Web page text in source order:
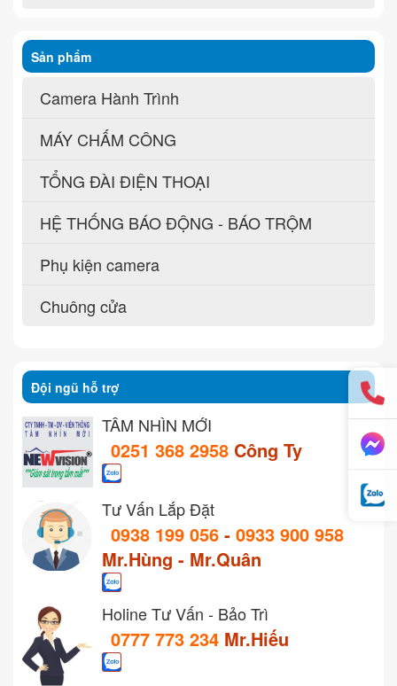
Sản phẩm
Camera Hành Trình
MÁY CHẤM CÔNG
TỔNG ĐÀI ĐIỆN THOẠI
HỆ THỐNG BÁO ĐỘNG - BÁO TRỘM
Phụ kiện camera
Chuông cửa
Đội ngũ hỗ trợ
TẦM NHÌN MỚI
0251 368 2958 Công Ty
Tư Vấn Lắp Đặt
0938 199 056 - 0933 900 958
Mr.Hùng - Mr.Quân
Holine Tư Vấn - Bảo Trì
0777 773 234 Mr.Hiếu